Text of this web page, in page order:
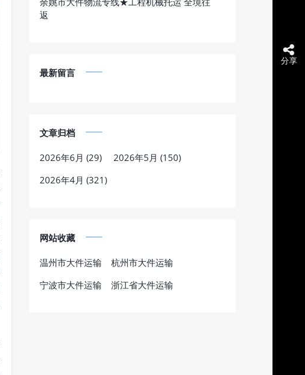
返
最新留言
文章归档
2026年6月 (29)
2026年5月 (150)
2026年4月 (321)
网站收藏
温州市大件运输
杭州市大件运输
宁波市大件运输
浙江省大件运输
分享